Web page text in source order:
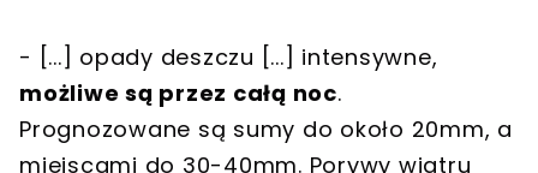
- [...] opady deszczu [...] intensywne,
możliwe są przez całą noc.
Prognozowane są sumy do około 20mm, a
miejscami do 30-40mm. Porywy wiatru